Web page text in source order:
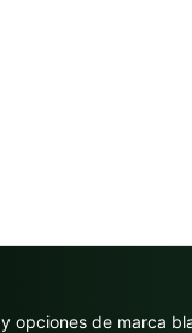
opciones de marca